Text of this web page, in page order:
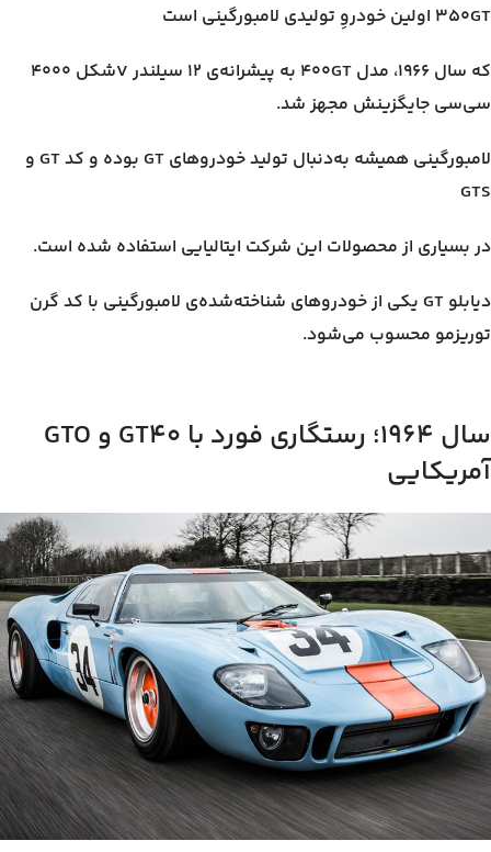
۳۵۰GT اولین خودروِ تولیدی لامبورگینی است
که سال ۱۹۶۶، مدل ۴۰۰GT به پیشرانه‌ی ۱۲ سیلندر Vشکل ۴۰۰۰
سی‌سی جایگزینش مجهز شد.
لامبورگینی همیشه به‌دنبال تولید خودروهای GT بوده و کد GT و
GTS
در بسیاری از محصولات این شرکت ایتالیایی استفاده شده است.
دیابلو GT یکی از خودروهای شناخته‌شده‌‌ی لامبورگینی با کد گرن
توریزمو محسوب می‌شود.
سال ۱۹۶۴؛ رستگاری فورد با GT40 و GTO
آمریکایی